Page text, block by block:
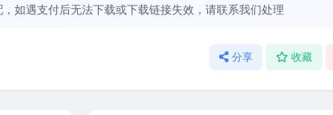
如遇支付后无法下载或下载链接失效，请联系我们处理
分享 收藏